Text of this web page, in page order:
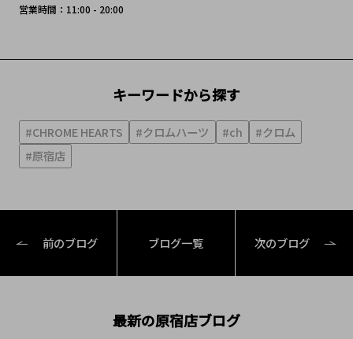
営業時間：11:00 - 20:00
キーワードから探す
#CHROME HEARTS #クロムハーツ #ch
#クロム
#原宿店
前のブログ ブログ一覧 次のブログ
最新の原宿店ブログ